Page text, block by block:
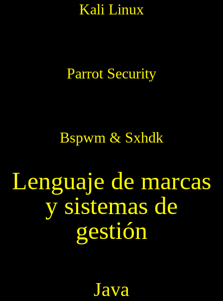
Kali Linux
Parrot Security
Bspwm & Sxhdk
Lenguaje de marcas
y sistemas de
gestión
Java